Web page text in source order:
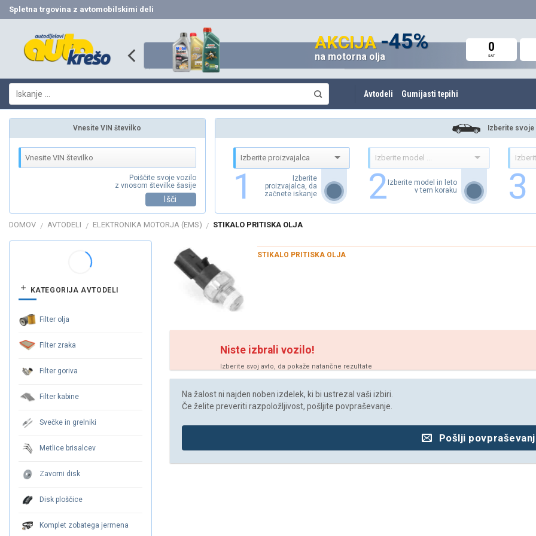
Skip
content
Spletna trgovina z avtomobilskimi deli
0
SAT
AKCIJAdo -42%
Amortizerji in vzmeti
0
SAT
AKCIJA-45%
na motorna olja
0
SAT
AKCIJAdo 60%
Avto deli in oprema
Išči:
Avtodeli Gumijasti tepihi
Vnesite VIN številko
Poiščite svoje vozilo
z vnosom številke šasije
Išči
Izberite
1
Izberite
proizvajalca, da
začnete iskanje
2 Izberite model in leto
v tem koraku
3
DOMOV / AVTODELI / ELEKTRONIKA MOTORJA (EMS) / STIKALO PRITISKA OLJA
KATEGORIJA AVTODELI
Filter olja
Filter zraka
Filter goriva
Filter kabine
Svečke in grelniki
Metlice brisalcev
Zavorni disk
Disk ploščice
Komplet zobatega jermena
STIKALO PRITISKA OLJA
Niste izbrali vozilo!
Izberite svoj avto, da pokaže natančne rezultate
Na žalost ni najden noben izdelek, ki bi ustrezal vaši izbiri.
Če želite preveriti razpoložljivost, pošljite povpraševanje.
Pošlji